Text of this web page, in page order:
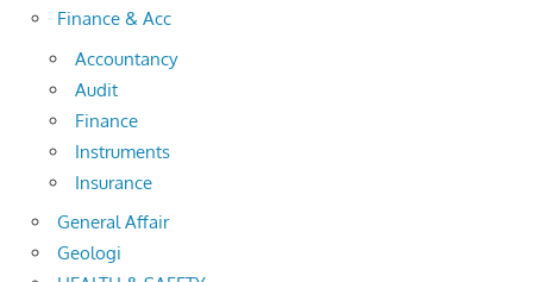
Finance & Acc
Accountancy
Audit
Finance
Instruments
Insurance
General Affair
Geologi